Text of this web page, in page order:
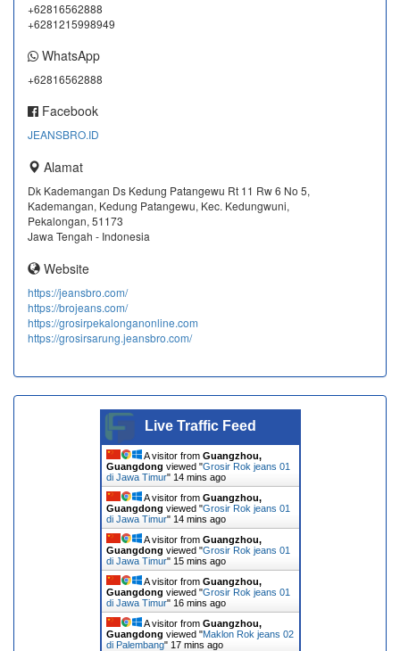
+62816562888
+6281215998949
WhatsApp
+62816562888
Facebook
JEANSBRO.ID
Alamat
Dk Kademangan Ds Kedung Patangewu Rt 11 Rw 6 No 5,
Kademangan, Kedung Patangewu, Kec. Kedungwuni,
Pekalongan, 51173
Jawa Tengah - Indonesia
Website
https://jeansbro.com/
https://brojeans.com/
https://grosirpekalonganonline.com
https://grosirsarung.jeansbro.com/
Live Traffic Feed
A visitor from Guangzhou,
Guangdong viewed "Grosir Rok jeans 01
di Jawa Timur" 14 mins ago
A visitor from Guangzhou,
Guangdong viewed "Grosir Rok jeans 01
di Jawa Timur" 14 mins ago
A visitor from Guangzhou,
Guangdong viewed "Grosir Rok jeans 01
di Jawa Timur" 15 mins ago
A visitor from Guangzhou,
Guangdong viewed "Grosir Rok jeans 01
di Jawa Timur" 16 mins ago
A visitor from Guangzhou,
Guangdong viewed "Maklon Rok jeans 02
di Palembang" 17 mins ago